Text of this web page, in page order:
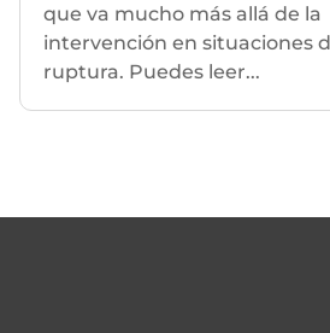
que va mucho más allá de la
intervención en situaciones
ruptura. Puedes leer...